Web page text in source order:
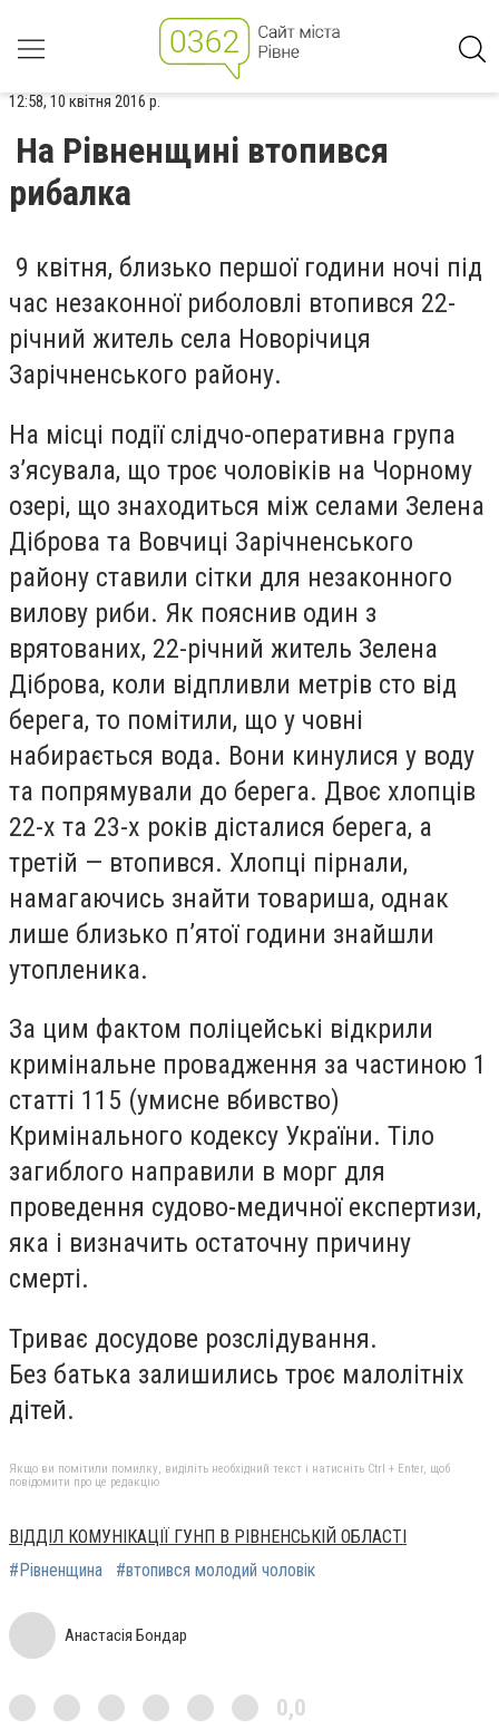
12:58, 10 квітня 2016 р.
На Рівненщині втопився
рибалка
9 квітня, близько першої години ночі під
час незаконної риболовлі втопився 22-
річний житель села Новорічиця
Зарічненського району.
На місці події слідчо-оперативна група
з’ясувала, що троє чоловіків на Чорному
озері, що знаходиться між селами Зелена
Діброва та Вовчиці Зарічненського
району ставили сітки для незаконного
вилову риби. Як пояснив один з
врятованих, 22-річний житель Зелена
Діброва, коли відпливли метрів сто від
берега, то помітили, що у човні
набирається вода. Вони кинулися у воду
та попрямували до берега. Двоє хлопців
22-х та 23-х років дісталися берега, а
третій — втопився. Хлопці пірнали,
намагаючись знайти товариша, однак
лише близько п’ятої години знайшли
утопленика.
За цим фактом поліцейські відкрили
кримінальне провадження за частиною 1
статті 115 (умисне вбивство)
Кримінального кодексу України. Тіло
загиблого направили в морг для
проведення судово-медичної експертизи,
яка і визначить остаточну причину
смерті.
Триває досудове розслідування.
Без батька залишились троє малолітніх
дітей.
Якщо ви помітили помилку, виділіть необхідний текст і натисніть Ctrl + Enter, щоб
повідомити про це редакцію
ВІДДІЛ КОМУНІКАЦІЇ ГУНП В РІВНЕНСЬКІЙ ОБЛАСТІ
#Рівненщина
#втопився молодий чоловік
Анастасія Бондар
0,0